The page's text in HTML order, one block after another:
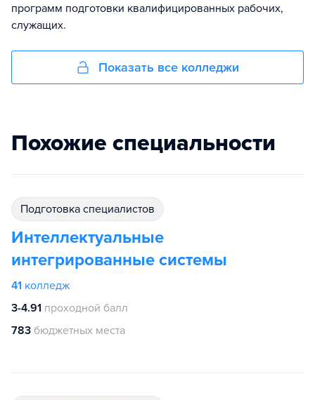
программ подготовки квалифицированных рабочих,
служащих.
Показать все колледжи
Похожие специальности
подготовка специалистов
Интеллектуальные
интегрированные системы
41 колледж
3-4.91 проходной балл
783 бюджетных места